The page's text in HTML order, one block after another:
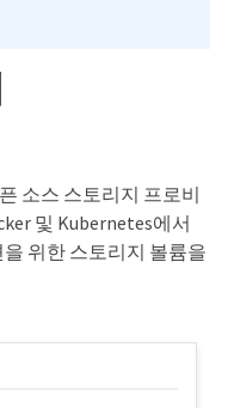
소스 스토리지 프로비
및 Kubernetes에서
위한 스토리지 볼륨을